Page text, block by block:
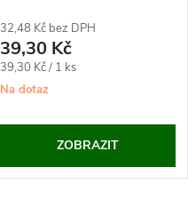
32,48 Kč bez DPH
39,30 Kč
Měrná
cena:
39,30 Kč / 1 ks
Na dotaz
ZOBRAZIT